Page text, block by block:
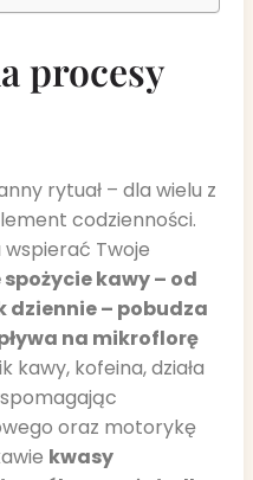
procesy
rytuał – dla wielu z
codzienności.
wspierać Twoje
kawy – od
dziennie – pobudza
na mikroflorę
kawy, kofeina, działa
oraz motorykę
kwasy